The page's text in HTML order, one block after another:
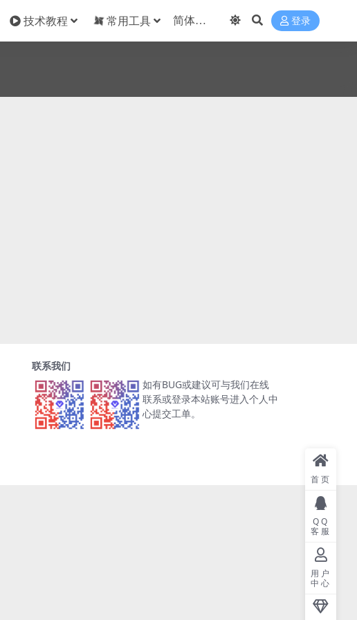
技术教程 常用工具 登录
联系我们
如有BUG或建议可与我们在线
联系或登录本站账号进入个人中
心提交工单。
首页
QQ
客服
用户
中心